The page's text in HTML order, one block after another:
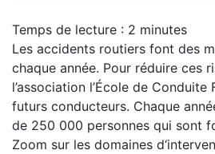
Temps de lecture : 2 minutes
Les accidents routiers font des
chaque année. Pour réduire ces
l’association l’École de
futurs conducteurs. Chaque
de 250 000 personnes qui sont
Zoom sur les domaines